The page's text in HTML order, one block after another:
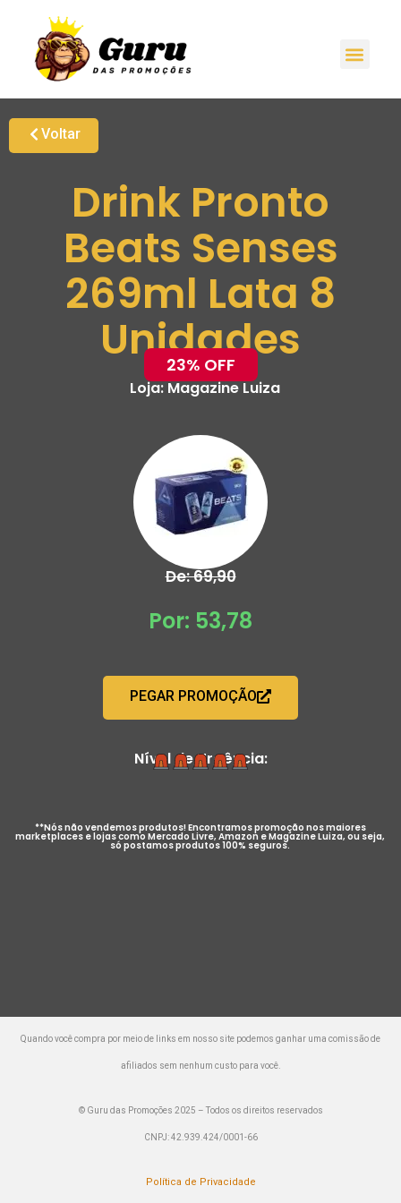
Voltar
Drink Pronto
Beats Senses
269ml Lata 8
Unidades
23% OFF
Loja:Magazine Luiza
De: 69,90
Por: 53,78
PEGAR PROMOÇÃO
Nível de Urgência:
**Nós não vendemos produtos! Encontramos promoção nos maiores
marketplaces e lojas como Mercado Livre, Amazon e Magazine Luiza, ou seja,
só postamos produtos 100% seguros.
Quando você compra por meio de links em nosso site podemos ganhar uma comissão de
afiliados sem nenhum custo para você.
© Guru das Promoções 2025 – Todos os direitos reservados
CNPJ: 42.939.424/0001-66
Política de Privacidade